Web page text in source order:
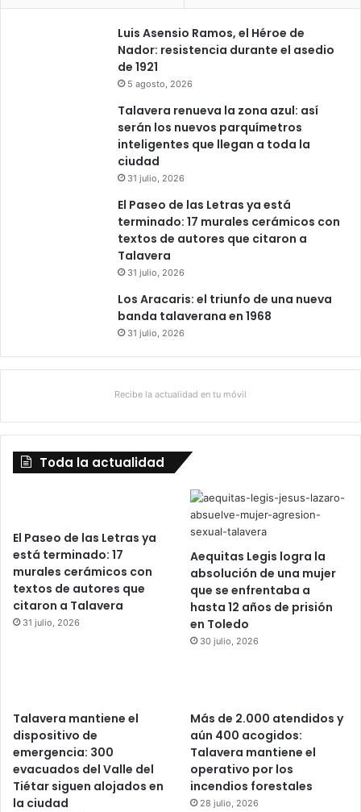
Luis Asensio Ramos, el Héroe de
Nador: resistencia durante el asedio
de 1921
5 agosto, 2026
Talavera renueva la zona azul: así
serán los nuevos parquímetros
inteligentes que llegan a toda la
ciudad
31 julio, 2026
El Paseo de las Letras ya está
terminado: 17 murales cerámicos con
textos de autores que citaron a
Talavera
31 julio, 2026
Los Aracaris: el triunfo de una nueva
banda talaverana en 1968
31 julio, 2026
Recibe la actualidad en tu móvil
Toda la actualidad
El Paseo de las Letras ya
está terminado: 17
murales cerámicos con
textos de autores que
citaron a Talavera
31 julio, 2026
Aequitas Legis logra la
absolución de una mujer
que se enfrentaba a
hasta 12 años de prisión
en Toledo
30 julio, 2026
Talavera mantiene el
dispositivo de
emergencia: 300
evacuados del Valle del
Tiétar siguen alojados en
la ciudad
Más de 2.000 atendidos y
aún 400 acogidos:
Talavera mantiene el
operativo por los
incendios forestales
28 julio, 2026